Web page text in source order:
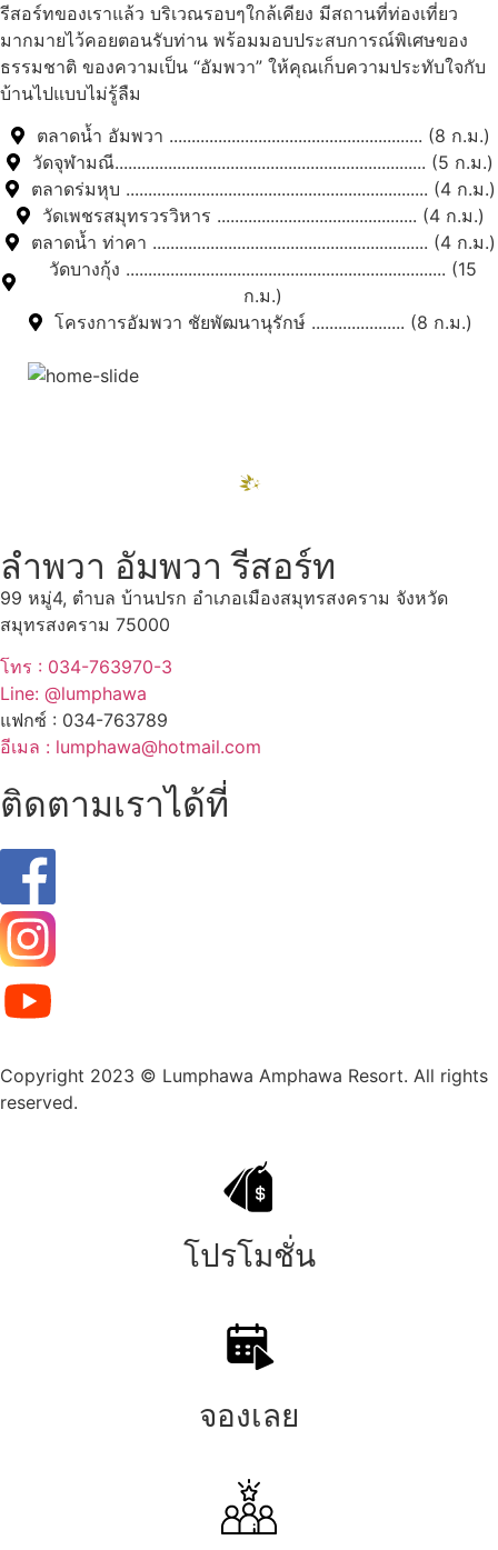
รีสอร์ทของเราแล้ว บริเวณรอบๆใกล้เคียง มีสถานที่ท่องเที่ยว
มากมายไว้คอยตอนรับท่าน พร้อมมอบประสบการณ์พิเศษของ
ธรรมชาติ ของความเป็น “อัมพวา” ให้คุณเก็บความประทับใจกับ
บ้านไปแบบไม่รู้ลืม
ตลาดน้ำ อัมพวา ......................................................... (8 ก.ม.)
วัดจุฬามณี...................................................................... (5 ก.ม.)
ตลาดร่มหุบ .................................................................... (4 ก.ม.)
วัดเพชรสมุทรวรวิหาร ............................................. (4 ก.ม.)
ตลาดน้ำ ท่าคา .............................................................. (4 ก.ม.)
วัดบางกุ้ง ........................................................................ (15
ก.ม.)
โครงการอัมพวา ชัยพัฒนานุรักษ์ ..................... (8 ก.ม.)
ลำพวา อัมพวา รีสอร์ท
99 หมู่4, ตำบล บ้านปรก อำเภอเมืองสมุทรสงคราม จังหวัด
สมุทรสงคราม 75000
โทร : 034-763970-3
Line: @lumphawa
แฟกซ์ : 034-763789
อีเมล : lumphawa@hotmail.com
ติดตามเราได้ที่
Copyright 2023 © Lumphawa Amphawa Resort. All rights
reserved.
โปรโมชั่น
จองเลย